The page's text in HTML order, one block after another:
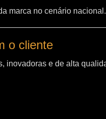
marca no cenário nacional.
o cliente
inovadoras e de alta